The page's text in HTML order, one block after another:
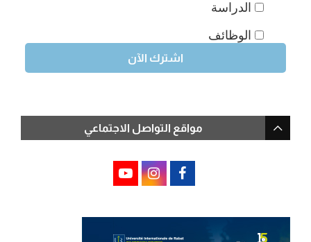
الدراسة
الوظائف
مواقع التواصل الاجتماعي